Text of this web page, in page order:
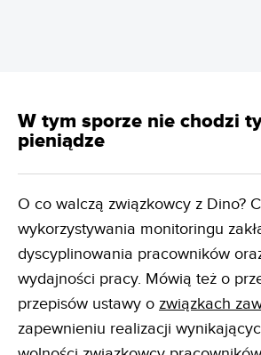
W tym sporze nie chodzi
pieniądze
O co walczą związkowcy z Dino?
wykorzystywania monitoringu
dyscyplinowania pracowników
wydajności pracy. Mówią też o
przepisów ustawy o związkach
zapewnieniu realizacji